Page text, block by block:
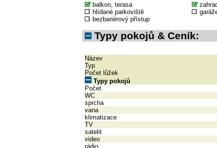
balkon, terasa
hlídané parkoviště
bezbariérový přístup
Typy pokojů & Ceník:
Název
Typ
Počet lůžek
Typy pokojů
Počet
WC
sprcha
vana
klimatizace
TV
satelit
video
rádio